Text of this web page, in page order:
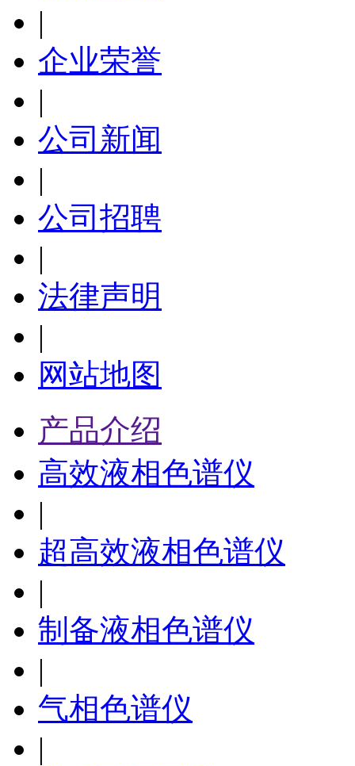
|
企业荣誉
|
公司新闻
|
公司招聘
|
法律声明
|
网站地图
产品介绍
高效液相色谱仪
|
超高效液相色谱仪
|
制备液相色谱仪
|
气相色谱仪
|